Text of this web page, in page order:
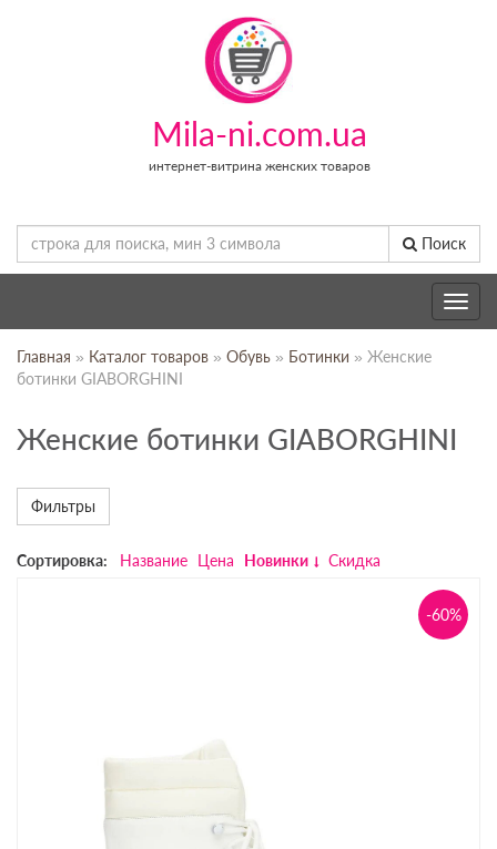
Mila-ni.com.ua
интернет-витрина женских товаров
Поиск
Toggle
Главная » Каталог товаров » Обувь » Ботинки » Женские
ботинки GIABORGHINI
Женские ботинки GIABORGHINI
Фильтры
Сортировка: Название Цена Новинки Скидка
-60%